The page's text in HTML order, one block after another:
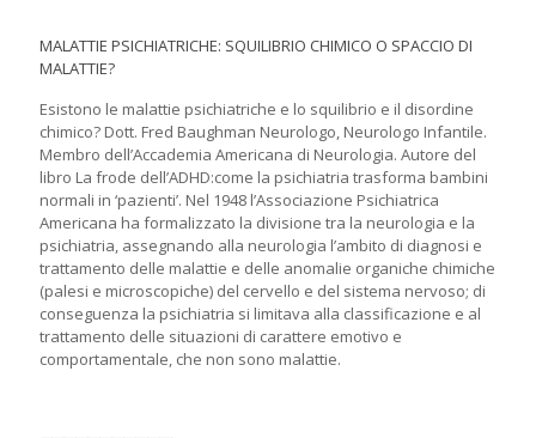
MALATTIE PSICHIATRICHE: SQUILIBRIO CHIMICO O SPACCIO DI
MALATTIE?
Esistono le malattie psichiatriche e lo squilibrio e il disordine
chimico? Dott. Fred Baughman Neurologo, Neurologo Infantile.
Membro dell’Accademia Americana di Neurologia. Autore del
libro La frode dell’ADHD:come la psichiatria trasforma bambini
normali in ‘pazienti’. Nel 1948 l’Associazione Psichiatrica
Americana ha formalizzato la divisione tra la neurologia e la
psichiatria, assegnando alla neurologia l’ambito di diagnosi e
trattamento delle malattie e delle anomalie organiche chimiche
(palesi e microscopiche) del cervello e del sistema nervoso; di
conseguenza la psichiatria si limitava alla classificazione e al
trattamento delle situazioni di carattere emotivo e
comportamentale, che non sono malattie.